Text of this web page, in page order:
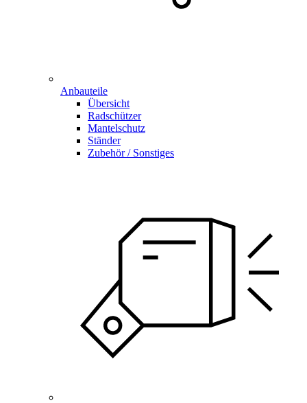
Anbauteile
Übersicht
Radschützer
Mantelschutz
Ständer
Zubehör / Sonstiges